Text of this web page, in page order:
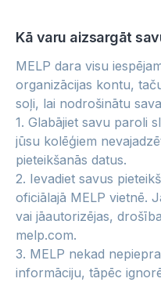
Kā varu aizsargāt
MELP dara visu
organizācijas kontu,
soļi, lai nodrošinātu
1. Glabājiet savu paroli
jūsu kolēģiem
pieteikšanās datus.
2. Ievadiet savus
oficiālajā MELP vietnē.
vai jāautorizējas,
melp.com.
3. MELP nekad
informāciju, tāpēc